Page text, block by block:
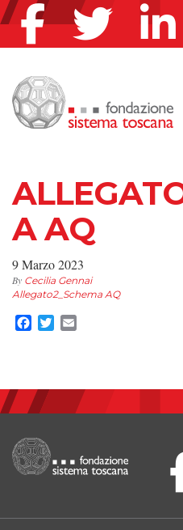
A AQ
9 Marzo 2023
By Cecilia Gennai
Allegato2_Schema AQ
Facebook
Twitter